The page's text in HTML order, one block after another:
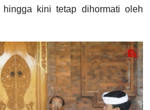
kini tetap dihormati oleh